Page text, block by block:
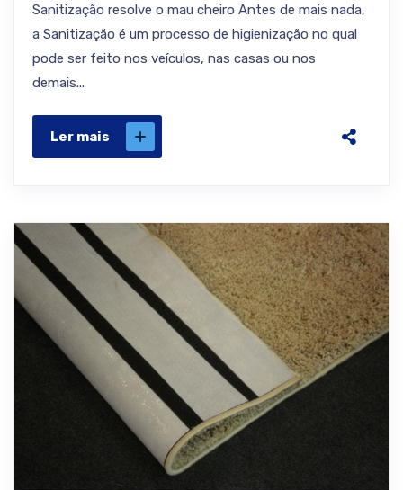
Sanitização resolve o mau cheiro Antes de mais nada,
a Sanitização é um processo de higienização no qual
pode ser feito nos veículos, nas casas ou nos
demais...
Ler mais